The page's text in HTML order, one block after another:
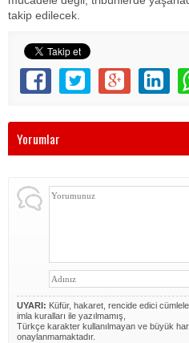
takip edilecek.
Yorumlar
UYARI: Küfür, hakaret, rencide edici
imla kuralları ile yazılmamış,
Türkçe karakter kullanılmayan ve büyük
onaylanmamaktadır.